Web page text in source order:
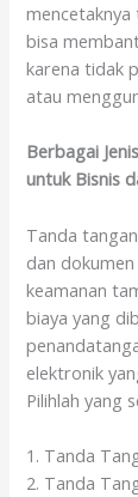
bisa
karena tidak
atau
Berbagai
untuk Bisnis
Tanda
dan
keamanan
biaya yang
elektronik
Pilihlah yang
1. Tanda
2. Tanda